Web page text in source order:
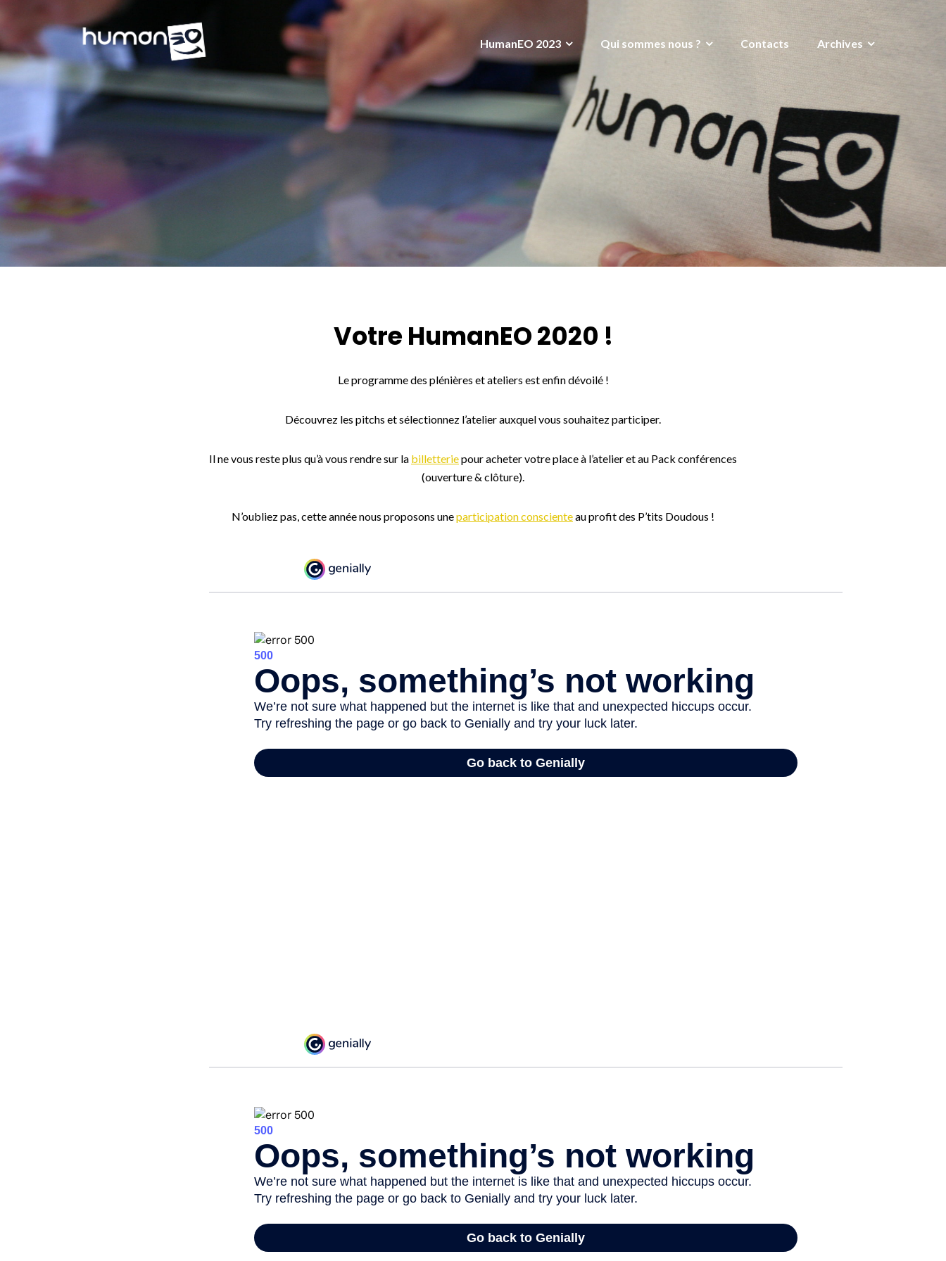
HumanEO 2023 Qui sommes nous ? Contacts Archives
Votre HumanEO 2020 !
Le programme des plénières et ateliers est enfin dévoilé !
Découvrez les pitchs et sélectionnez l’atelier auxquel vous souhaitez participer.
Il ne vous reste plus qu’à vous rendre sur la billetteriepour acheter votre place à l’atelier et au Pack conférences
(ouverture & clôture).
N’oubliez pas, cette année nous proposons uneparticipation conscienteau profit des P’tits Doudous !